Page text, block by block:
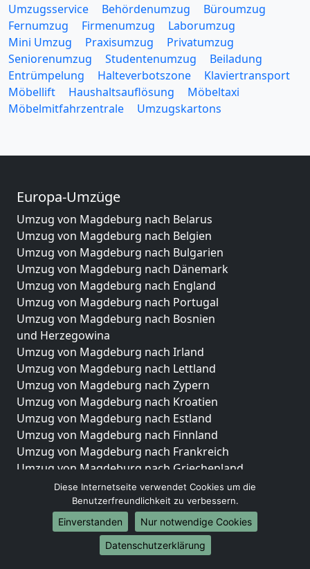
Umzugsservice Behördenumzug
Büroumzug
Fernumzug
Firmenumzug
Laborumzug
Mini Umzug
Praxisumzug
Privatumzug
Seniorenumzug
Studentenumzug
Beiladung
Entrümpelung
Halteverbotszone
Klaviertransport
Möbellift
Haushaltsauflösung
Möbeltaxi
Möbelmitfahrzentrale
Umzugskartons
Europa-Umzüge
Umzug von Magdeburg nach Belarus
Umzug von Magdeburg nach Belgien
Umzug von Magdeburg nach Bulgarien
Umzug von Magdeburg nach Dänemark
Umzug von Magdeburg nach England
Umzug von Magdeburg nach Portugal
Umzug von Magdeburg nach Bosnien
und Herzegowina
Umzug von Magdeburg nach Irland
Umzug von Magdeburg nach Lettland
Umzug von Magdeburg nach Zypern
Umzug von Magdeburg nach Kroatien
Umzug von Magdeburg nach Estland
Umzug von Magdeburg nach Finnland
Umzug von Magdeburg nach Frankreich
Umzug von Magdeburg nach Griechenland
Umzug von Magdeburg nach Italien
Umzug von Magdeburg nach Liechtenstein
Umzug von Magdeburg nach Luxemburg
Umzug von Magdeburg nach Niederlande
Umzug von Magdeburg nach Norwegen
Diese Internetseite verwendet Cookies um die
Benutzerfreundlichkeit zu verbessern.
Einverstanden
Nur notwendige Cookies
Datenschutzerklärung